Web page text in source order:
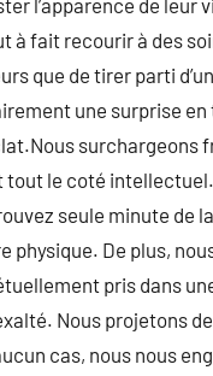
l’apparence de leur
à fait recourir à des
que de tirer parti
une surprise en
surchargeons
le coté intellectuel.
seule minute de
physique. De plus,
pris dans
Nous projetons
cas, nous nous